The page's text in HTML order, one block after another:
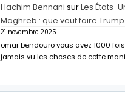
Hachim Bennani surLes États-
Maghreb : que veut faire
21 novembre 2025
omar bendouro vous avez 1000
jamais vu les choses de cette